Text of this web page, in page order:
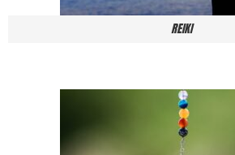
REIKI